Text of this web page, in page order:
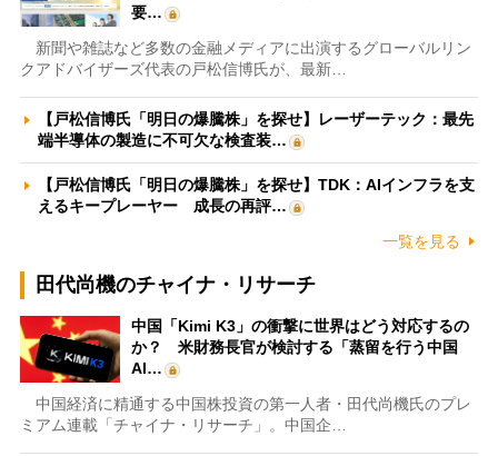
要…
新聞や雑誌など多数の金融メディアに出演するグローバルリン
クアドバイザーズ代表の戸松信博氏が、最新…
【戸松信博氏「明日の爆騰株」を探せ】レーザーテック：最先
端半導体の製造に不可欠な検査装…
【戸松信博氏「明日の爆騰株」を探せ】TDK：AIインフラを支
えるキープレーヤー 成長の再評…
一覧を見る
田代尚機のチャイナ・リサーチ
中国「Kimi K3」の衝撃に世界はどう対応するの
か？ 米財務長官が検討する「蒸留を行う中国
AI…
中国経済に精通する中国株投資の第一人者・田代尚機氏のプレ
ミアム連載「チャイナ・リサーチ」。中国企…